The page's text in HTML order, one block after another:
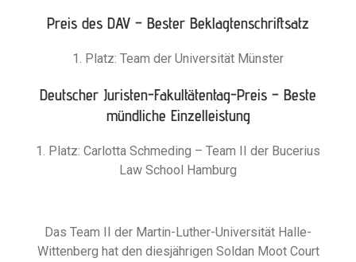
Preis des DAV – Bester Beklagtenschriftsatz
1. Platz: Team der Universität Münster
Deutscher Juristen-Fakultätentag-Preis – Beste
mündliche Einzelleistung
1. Platz: Carlotta Schmeding – Team II der Bucerius
Law School Hamburg
Das Team II der Martin-Luther-Universität Halle-
Wittenberg hat den diesjährigen Soldan Moot Court